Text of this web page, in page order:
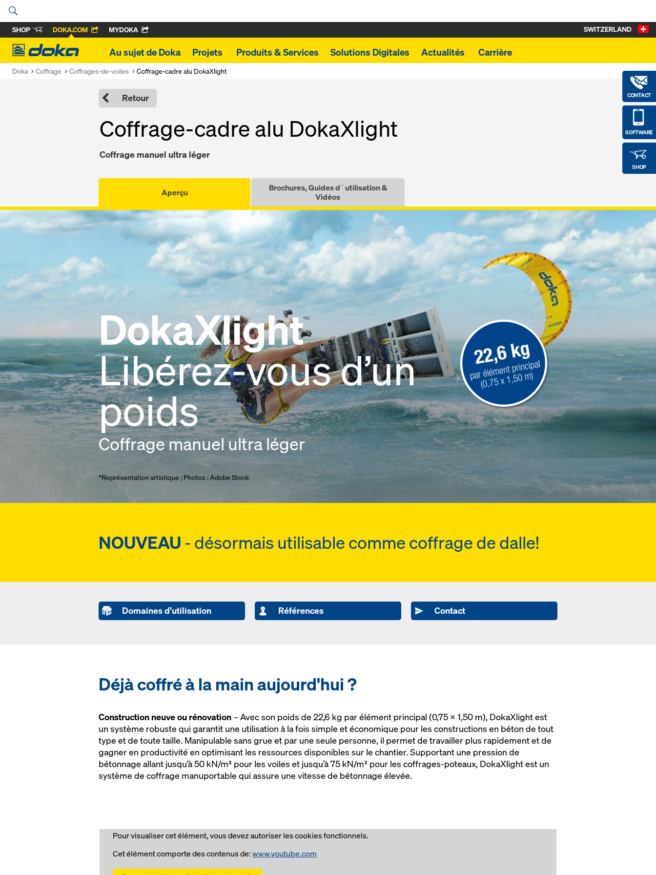
SHOP DOKA.COM MYDOKA
Doka
Au sujet de Doka Projets Produits & Services Solutions Digitales Actualités Carrière
CONTACT
SOFTWARE
SHOP
SWITZERLAND
Doka Coffrage Coffrages-de-voiles Coffrage-cadre alu DokaXlight
Retour
Coffrage-cadre alu DokaXlight
Coffrage manuel ultra léger
Aperçu
Brochures, Guides d´utilisation &
Vidéos
DokaXlight
Libérez-vous d’un
poids
Coffrage manuel ultra léger
*Représentation artistique ; Photos : Adobe Stock
NOUVEAU- désormais utilisable comme coffrage de dalle!
Domaines d’utilisation Références Contact
Déjà coffré à la main aujourd'hui ?
Construction neuve ou rénovation – Avec son poids de 22,6 kg par élément principal (0,75 x 1,50 m), DokaXlight est
un système robuste qui garantit une utilisation à la fois simple et économique pour les constructions en béton de tout
type et de toute taille. Manipulable sans grue et par une seule personne, il permet de travailler plus rapidement et de
gagner en productivité en optimisant les ressources disponibles sur le chantier. Supportant une pression de
bétonnage allant jusqu’à 50 kN/m² pour les voiles et jusqu’à 75 kN/m² pour les coffrages-poteaux, DokaXlight est un
système de coffrage manuportable qui assure une vitesse de bétonnage élevée.
Pour visualiser cet élément, vous devez autoriser les cookies fonctionnels.
Cet élément comporte des contenus de:www.youtube.com